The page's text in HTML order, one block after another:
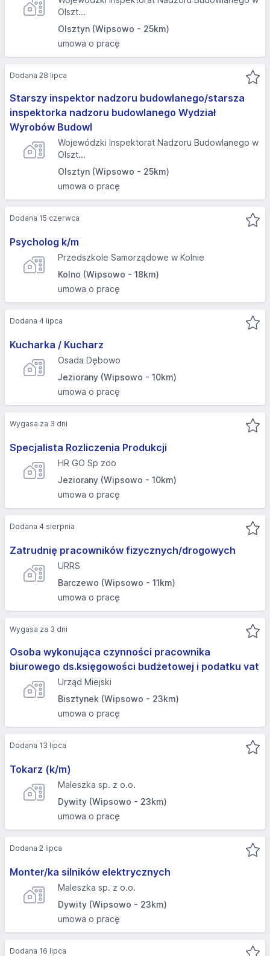
Olszt...
Olsztyn (Wipsowo - 25km)
umowa o pracę
Starszy inspektor nadzoru budowlanego/starsza
inspektorka nadzoru budowlanego Wydział
Wyrobów Budowl
Wojewódzki Inspektorat Nadzoru Budowlanego w
Olszt...
Olsztyn (Wipsowo - 25km)
umowa o pracę
Dodana 28 lipca
Psycholog k/m
Przedszkole Samorządowe w Kolnie
Kolno (Wipsowo - 18km)
umowa o pracę
Dodana 15 czerwca
Kucharka / Kucharz
Osada Dębowo
Jeziorany (Wipsowo - 10km)
umowa o pracę
Dodana 4 lipca
Specjalista Rozliczenia Produkcji
HR GO Sp zoo
Jeziorany (Wipsowo - 10km)
umowa o pracę
Wygasa za 3 dni
Zatrudnię pracowników fizycznych/drogowych
URRS
Barczewo (Wipsowo - 11km)
umowa o pracę
Dodana 4 sierpnia
Osoba wykonująca czynności pracownika
biurowego ds.księgowości budżetowej i podatku vat
Urząd Miejski
Bisztynek (Wipsowo - 23km)
umowa o pracę
Wygasa za 3 dni
Tokarz (k/m)
Maleszka sp. z o.o.
Dywity (Wipsowo - 23km)
umowa o pracę
Dodana 13 lipca
Monter/ka silników elektrycznych
Maleszka sp. z o.o.
Dywity (Wipsowo - 23km)
umowa o pracę
Dodana 2 lipca
Dodana 16 lipca